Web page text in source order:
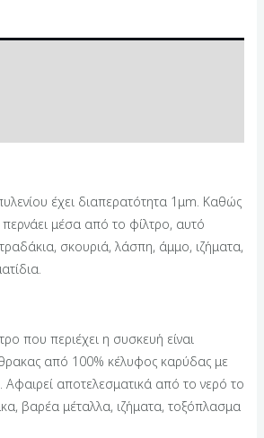
έχει διαπερατότητα 1μm. Καθώς
μέσα από το φίλτρο, αυτό
σκουριά, λάσπη, άμμο, ιζήματα,
που περιέχει η συσκευή είναι
από 100% κέλυφος καρύδας με
Αφαιρεί αποτελεσματικά από το νερό το
βαρέα μέταλλα, ιζήματα, τοξόπλασμα